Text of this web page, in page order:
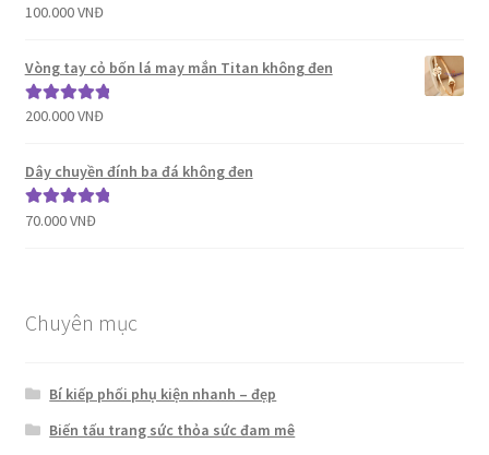
Được xếp
sao
100.000VNĐ
Vòng tay cỏ bốn lá may mắn Titan không đen
Được xếp
sao
200.000VNĐ
Dây chuyền đính ba đá không đen
Được xếp
70.000VNĐ
Chuyên mục
Bí kiếp phối phụ kiện nhanh – đẹp
Biến tấu trang sức thỏa sức đam mê